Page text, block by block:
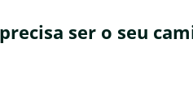
ser o seu